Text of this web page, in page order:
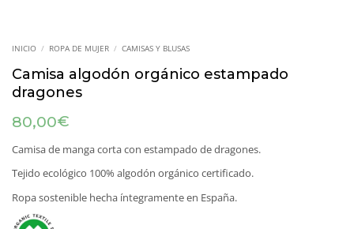
INICIO / ROPA DE MUJER / CAMISAS Y BLUSAS
Camisa algodón orgánico estampado
dragones
80,00€
Camisa de manga corta con estampado de dragones.
Tejido ecológico 100% algodón orgánico certificado.
Ropa sostenible hecha íntegramente en España.